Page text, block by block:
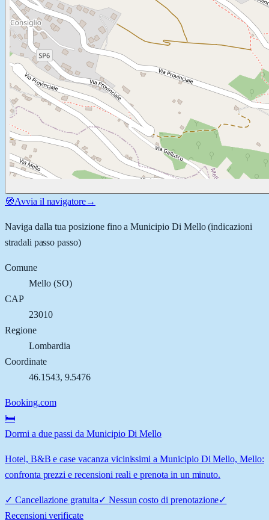
🧭Avvia il navigatore→
Naviga dalla tua posizione fino aMunicipio Di Mello(indicazioni
stradali passo passo)
Comune
Mello(SO)
CAP
23010
Regione
Lombardia
Coordinate
46.1543, 9.5476
Booking.com
🛏️
Dormi a due passi da Municipio Di Mello
Hotel, B&B e case vacanza vicinissimi a Municipio Di Mello, Mello:
confronta prezzi e recensioni reali e prenota in un minuto.
✓ Cancellazione gratuita✓ Nessun costo di prenotazione✓
Recensioni verificate